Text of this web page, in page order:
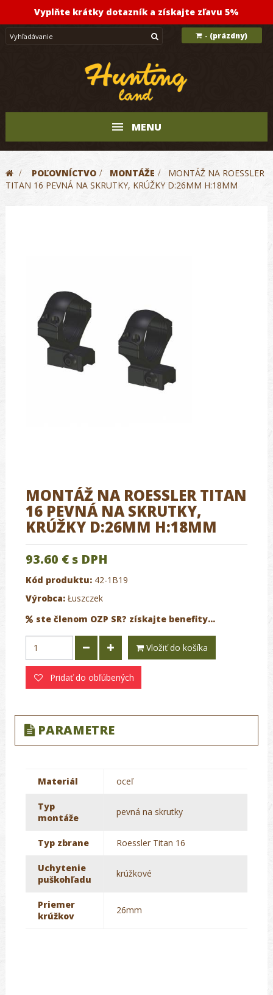
Vyplňte krátky dotazník a získajte zľavu 5%
- (prázdny)
MENU
> POĽOVNÍCTVO > MONTÁŽE >
MONTÁŽ NA ROESSLER
TITAN 16 PEVNÁ NA SKRUTKY, KRÚŽKY D:26MM H:18MM
MONTÁŽ NA ROESSLER TITAN
16 PEVNÁ NA SKRUTKY,
KRÚŽKY D:26MM H:18MM
93.60 € s DPH
Kód produktu: 42-1B19
Výrobca: Łuszczek
ste členom OZP SR? získajte benefity...
Vložiť do košíka
Pridať do obľúbených
PARAMETRE
Materiál oceľ
Typ
montáže
pevná na skrutky
Typ zbrane Roessler Titan 16
Uchytenie
puškohľadu
krúžkové
Priemer
krúžkov
26mm